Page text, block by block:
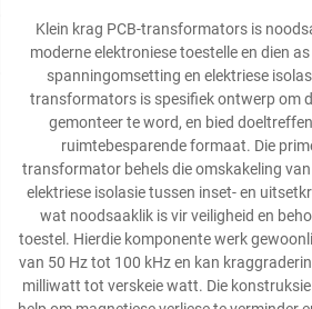
Klein krag PCB-transformators is
moderne elektroniese toestelle en dien
spanningomsetting en elektriese
transformators is spesifiek ontwerp om
gemonteer te word, en bied
ruimtebesparende formaat. Die
transformator behels die omskakeling
elektriese isolasie tussen inset- en
wat noodsaaklik is vir veiligheid en
toestel. Hierdie komponente werk
van 50 Hz tot 100 kHz en kan
milliwatt tot verskeie watt. Die